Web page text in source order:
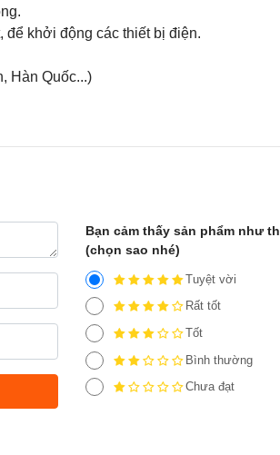
để khởi động các thiết bị điện.
Hàn Quốc...)
Bạn cảm thấy sản phẩm như
(chọn sao nhé)
Tuyệt vời
Rất tốt
Tốt
Bình thường
Chưa đạt